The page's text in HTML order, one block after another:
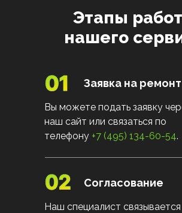
Этапы
нашего
Заявка на ремонт
Вы можете подать заявку
наш сайт или связаться по
телефону +7 (495) 134-60-54.
Согласование
Наш специалист